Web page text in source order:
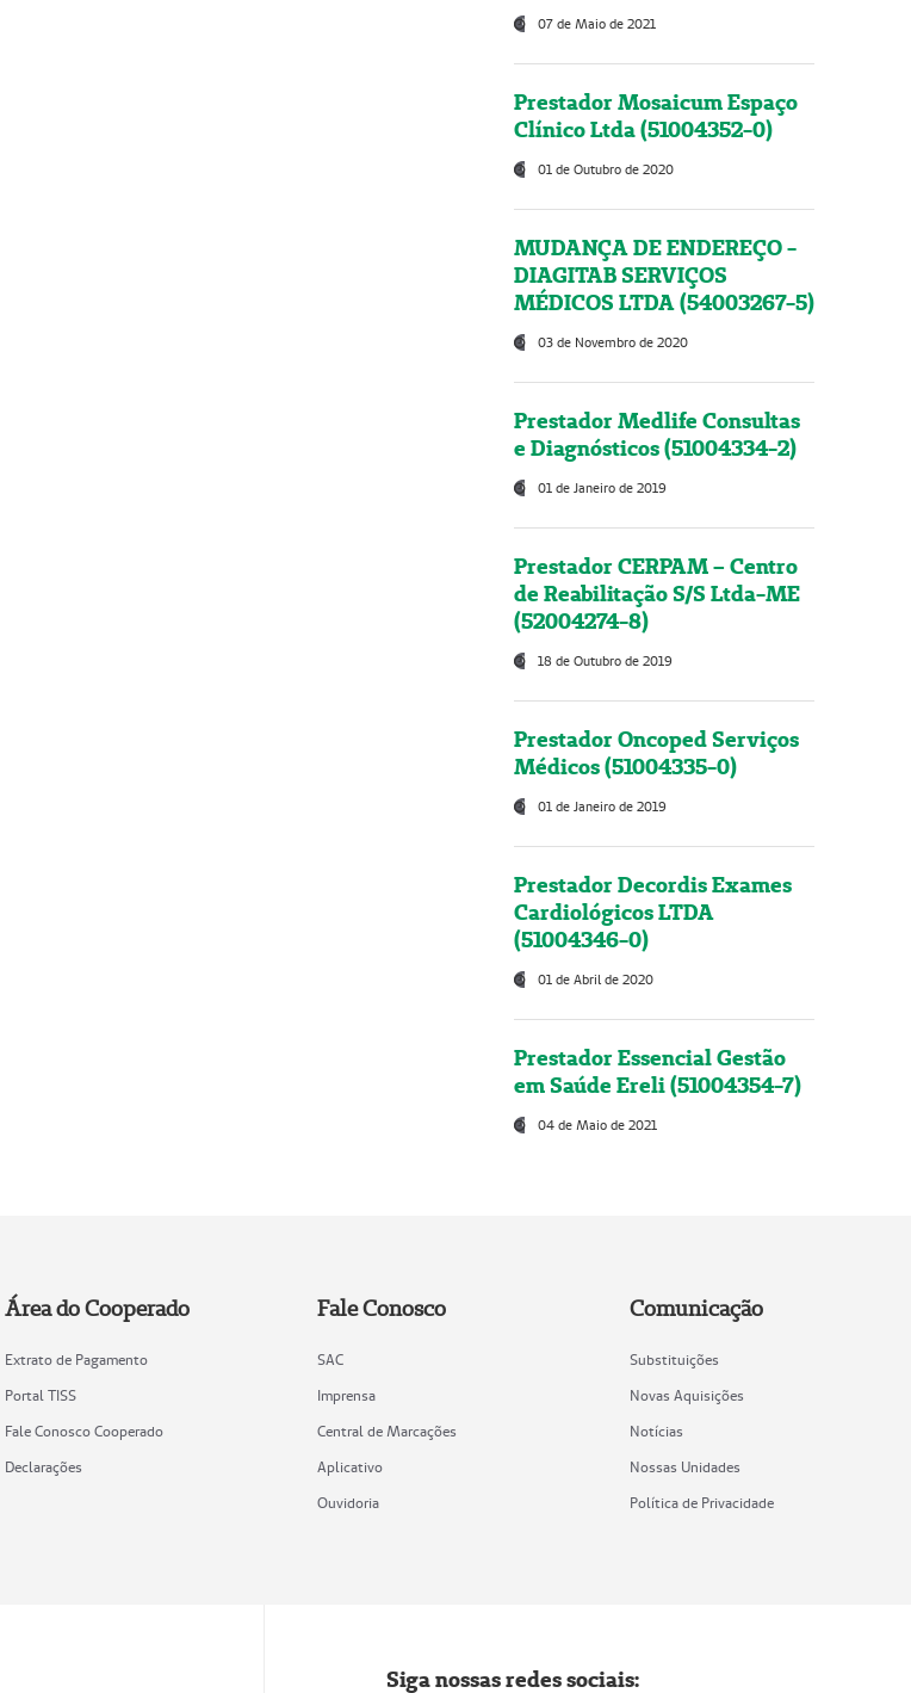
07 de Maio de 2021
Prestador Mosaicum Espaço
Clínico Ltda (51004352-0)
01 de Outubro de 2020
MUDANÇA DE ENDEREÇO -
DIAGITAB SERVIÇOS
MÉDICOS LTDA (54003267-5)
03 de Novembro de 2020
Prestador Medlife Consultas
e Diagnósticos (51004334-2)
01 de Janeiro de 2019
Prestador CERPAM – Centro
de Reabilitação S/S Ltda-ME
(52004274-8)
18 de Outubro de 2019
Prestador Oncoped Serviços
Médicos (51004335-0)
01 de Janeiro de 2019
Prestador Decordis Exames
Cardiológicos LTDA
(51004346-0)
01 de Abril de 2020
Prestador Essencial Gestão
em Saúde Ereli (51004354-7)
04 de Maio de 2021
Área do Cooperado
Extrato de Pagamento
Portal TISS
Fale Conosco Cooperado
Declarações
Fale Conosco
SAC
Imprensa
Central de Marcações
Aplicativo
Ouvidoria
Comunicação
Substituições
Novas Aquisições
Notícias
Nossas Unidades
Política de Privacidade
Siga nossas redes sociais: